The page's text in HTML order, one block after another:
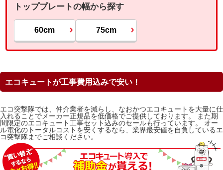
トッププレートの幅から探す
60cm 75cm
エコキュートが工事費用込みで安い！
エコ突撃隊では、仲介業者を減らし、なおかつエコキュートを大量に仕
入れることでメーカー正規品を低価格でご提供しております。 また期
間限定のエコキュート工事セット込みのセールも行っています。 オー
ル電化のトータルコストを安くするなら、業界最安値を自負しているエ
コ突撃隊までご相談ください。